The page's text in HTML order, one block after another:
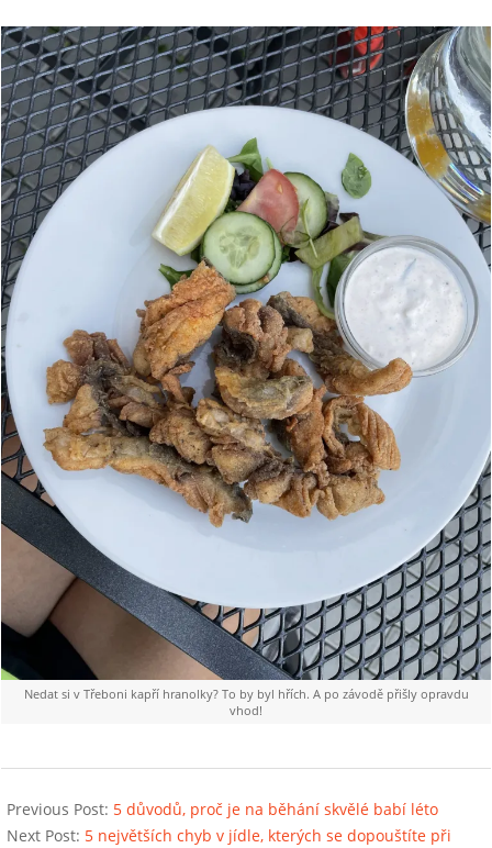
Nedat si v Třeboni kapří hranolky? To by byl hřích. A po závodě přišly opravdu
vhod!
09-
05
Previous Post: 5 důvodů, proč je na běhání skvělé babí léto
Next Post: 5 největších chyb v jídle, kterých se dopouštíte při